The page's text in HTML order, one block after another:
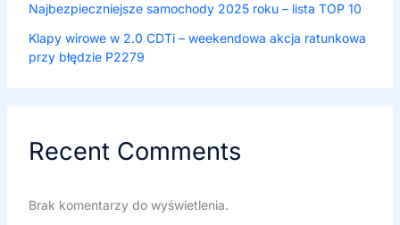
Najbezpieczniejsze samochody 2025 roku – lista TOP 10
Klapy wirowe w 2.0 CDTi – weekendowa akcja ratunkowa
przy błędzie P2279
Recent Comments
Brak komentarzy do wyświetlenia.